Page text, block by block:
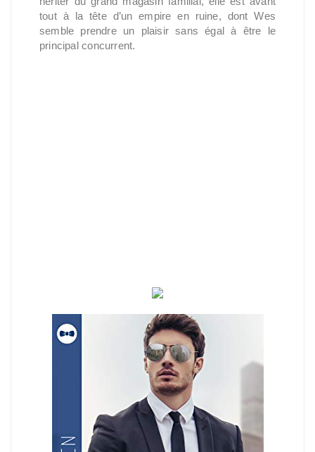
tout à la tête d’un empire en ruine, dont Wes
semble prendre un plaisir sans égal à être le
principal concurrent.